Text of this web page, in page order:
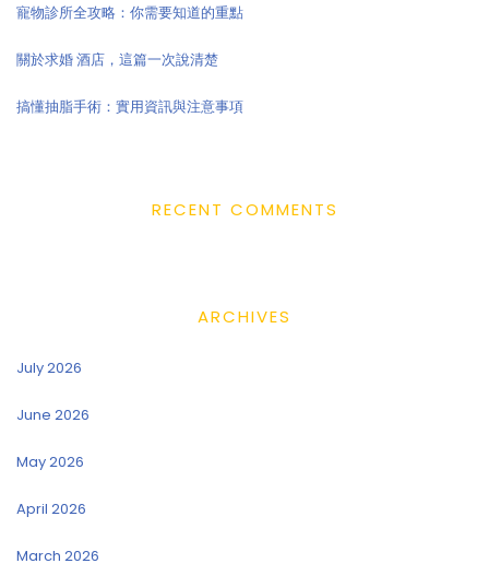
寵物診所全攻略：你需要知道的重點
關於求婚 酒店，這篇一次說清楚
搞懂抽脂手術：實用資訊與注意事項
RECENT COMMENTS
ARCHIVES
July 2026
June 2026
May 2026
April 2026
March 2026